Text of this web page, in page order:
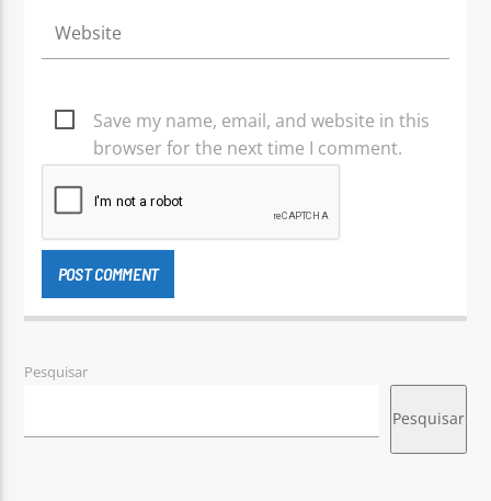
Save my name, email, and website in this
browser for the next time I comment.
Pesquisar
Pesquisar